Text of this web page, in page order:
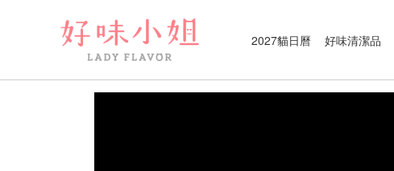
2027貓日曆 好味清潔品